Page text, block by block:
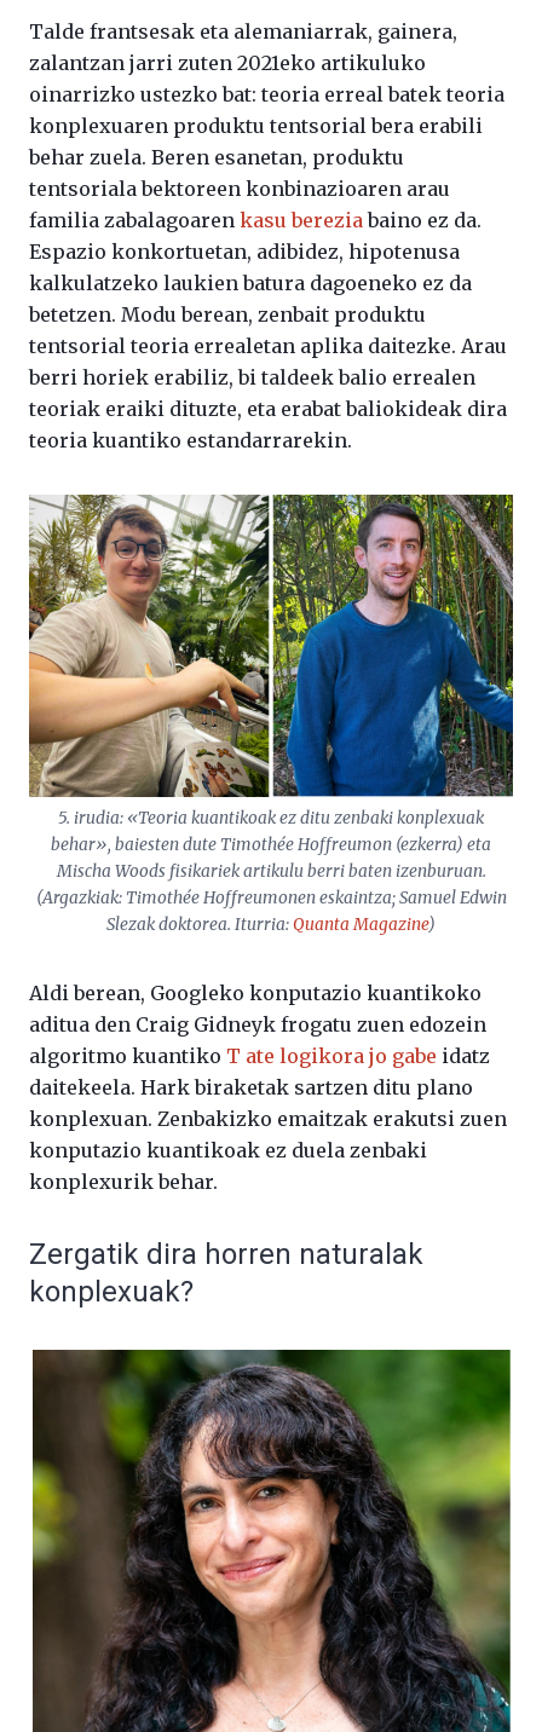
Talde frantsesak eta alemaniarrak, gainera,
zalantzan jarri zuten 2021eko artikuluko
oinarrizko ustezko bat: teoria erreal batek teoria
konplexuaren produktu tentsorial bera erabili
behar zuela. Beren esanetan, produktu
tentsoriala bektoreen konbinazioaren arau
familia zabalagoaren kasu berezia baino ez da.
Espazio konkortuetan, adibidez, hipotenusa
kalkulatzeko laukien batura dagoeneko ez da
betetzen. Modu berean, zenbait produktu
tentsorial teoria errealetan aplika daitezke. Arau
berri horiek erabiliz, bi taldeek balio errealen
teoriak eraiki dituzte, eta erabat baliokideak dira
teoria kuantiko estandarrarekin.
5. irudia: «Teoria kuantikoak ez ditu zenbaki konplexuak
behar», baiesten dute Timothée Hoffreumon (ezkerra) eta
Mischa Woods fisikariek artikulu berri baten izenburuan.
(Argazkiak: Timothée Hoffreumonen eskaintza; Samuel Edwin
Slezak doktorea. Iturria:Quanta Magazine)
Aldi berean, Googleko konputazio kuantikoko
aditua den Craig Gidneyk frogatu zuen edozein
algoritmo kuantiko T ate logikora jo gabe idatz
daitekeela. Hark biraketak sartzen ditu plano
konplexuan. Zenbakizko emaitzak erakutsi zuen
konputazio kuantikoak ez duela zenbaki
konplexurik behar.
Zergatik dira horren naturalak
konplexuak?